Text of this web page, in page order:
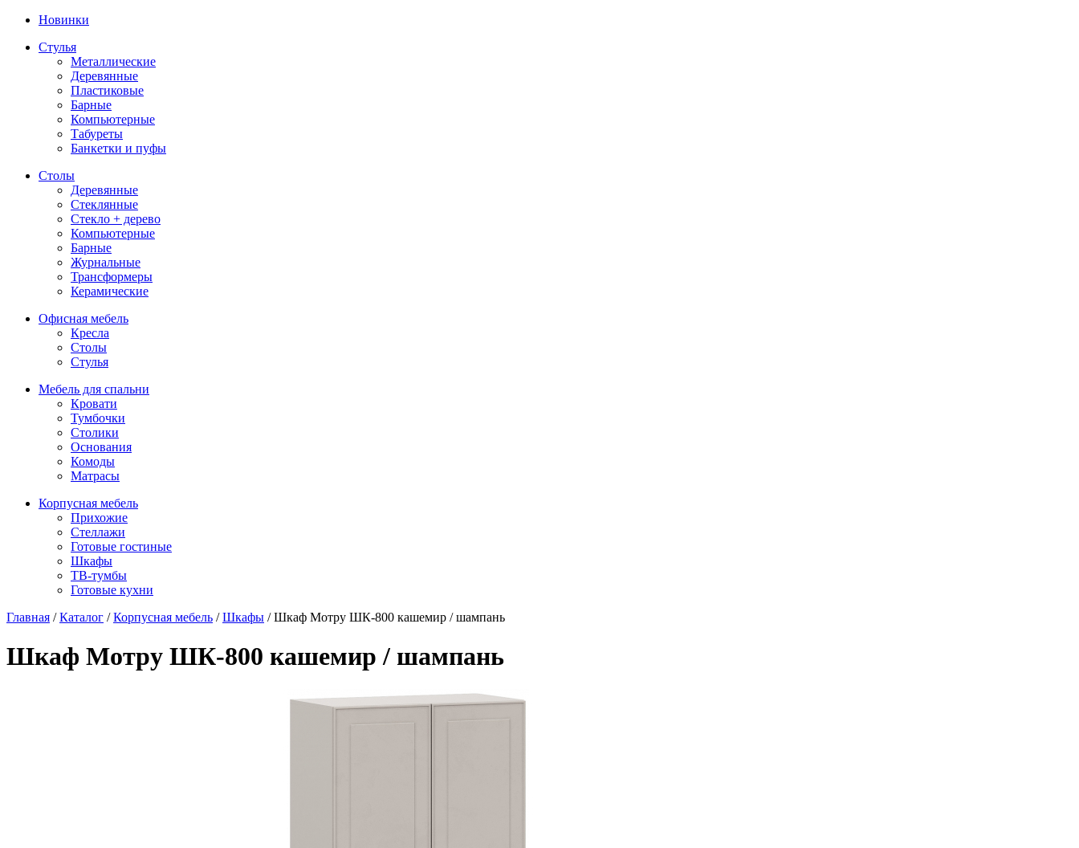
Новинки
Стулья
Металлические
Деревянные
Пластиковые
Барные
Компьютерные
Табуреты
Банкетки и пуфы
Столы
Деревянные
Стеклянные
Стекло + дерево
Компьютерные
Барные
Журнальные
Трансформеры
Керамические
Офисная мебель
Кресла
Столы
Стулья
Мебель для спальни
Кровати
Тумбочки
Столики
Основания
Комоды
Матрасы
Корпусная мебель
Прихожие
Стеллажи
Готовые гостиные
Шкафы
ТВ-тумбы
Готовые кухни
Главная /Каталог /Корпусная мебель /Шкафы /Шкаф Мотру ШК-800 кашемир / шампань
Шкаф Мотру ШК-800 кашемир / шампань